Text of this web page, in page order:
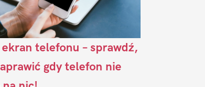
telefonu – sprawdź,
gdy telefon nie